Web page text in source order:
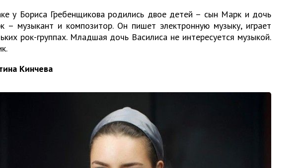
у Бориса Гребенщикова родились двое детей – сын Марк и дочь
– музыкант и композитор. Он пишет электронную музыку, играет
рок-группах. Младшая дочь Василиса не интересуется музыкой.
Кинчева